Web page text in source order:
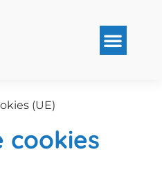
(UE)
cookies